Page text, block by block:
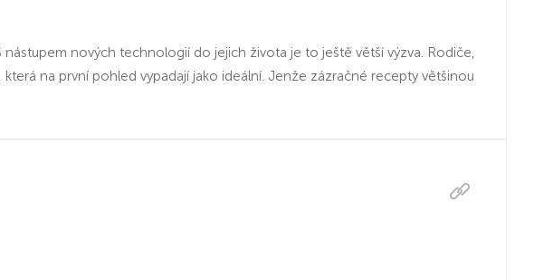
nových technologií do jejich života je to ještě větší výzva. Rodiče,
na první pohled vypadají jako ideální. Jenže zázračné recepty většinou